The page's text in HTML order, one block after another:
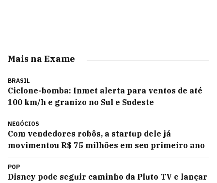
Mais na Exame
BRASIL
Ciclone-bomba: Inmet alerta para ventos de até
100 km/h e granizo no Sul e Sudeste
NEGÓCIOS
Com vendedores robôs, a startup dele já
movimentou R$ 75 milhões em seu primeiro ano
POP
Disney pode seguir caminho da Pluto TV e lançar